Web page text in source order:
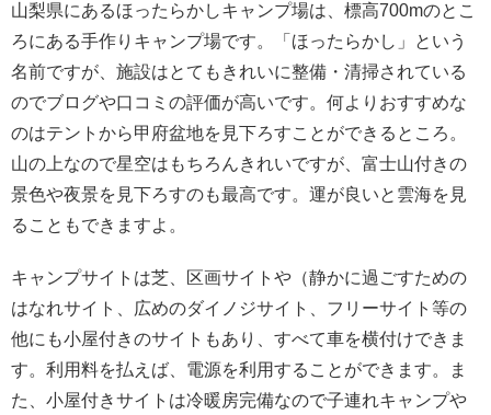
山梨県にあるほったらかしキャンプ場は、標高700mのとこ
ろにある手作りキャンプ場です。「ほったらかし」という
名前ですが、施設はとてもきれいに整備・清掃されている
のでブログや口コミの評価が高いです。何よりおすすめな
のはテントから甲府盆地を見下ろすことができるところ。
山の上なので星空はもちろんきれいですが、富士山付きの
景色や夜景を見下ろすのも最高です。運が良いと雲海を見
ることもできますよ。
キャンプサイトは芝、区画サイトや（静かに過ごすための
はなれサイト、広めのダイノジサイト、フリーサイト等の
他にも小屋付きのサイトもあり、すべて車を横付けできま
す。利用料を払えば、電源を利用することができます。ま
た、小屋付きサイトは冷暖房完備なので子連れキャンプや